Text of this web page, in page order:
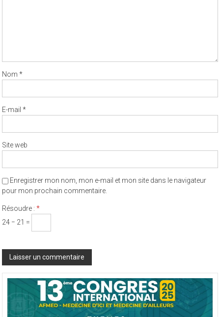
Nom*
E-mail*
Site web
Enregistrer mon nom, mon e-mail et mon site dans le navigateur
pour mon prochain commentaire.
Résoudre :*
24 − 21 =